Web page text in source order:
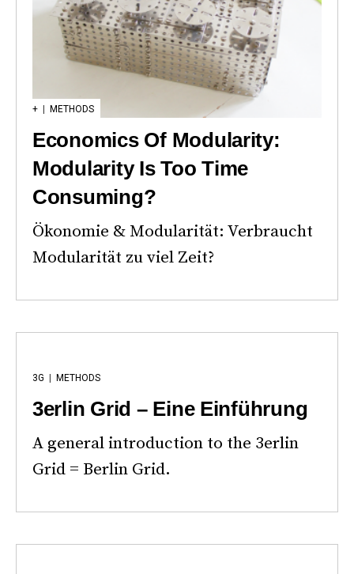
+ METHODS
Economics Of Modularity:
Modularity Is Too Time
Consuming?
Ökonomie & Modularität: Verbraucht
Modularität zu viel Zeit?
3G METHODS
3erlin Grid – Eine Einführung
A general introduction to the 3erlin
Grid = Berlin Grid.